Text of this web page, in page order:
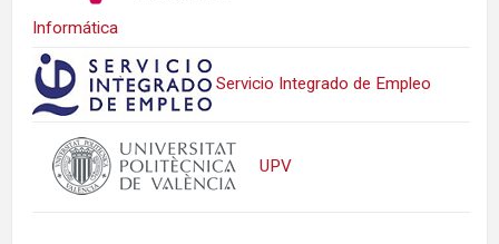
Informática
Servicio Integrado de Empleo
UPV